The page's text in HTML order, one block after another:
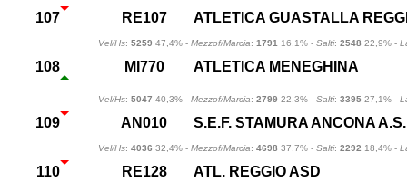
107 RE107 ATLETICA GUASTALLA
Vel/Hs: 5259 47,4% - Mezzof/Marcia: 1791 16,1% - Salti: 2548 22,9% -
108 MI770 ATLETICA MENEGHINA
Vel/Hs: 5047 40,3% - Mezzof/Marcia: 2799 22,3% - Salti: 3395 27,1% -
109 AN010 S.E.F. STAMURA ANCONA
Vel/Hs: 4036 32,4% - Mezzof/Marcia: 4698 37,7% - Salti: 2292 18,4% -
110 RE128 ATL. REGGIO ASD